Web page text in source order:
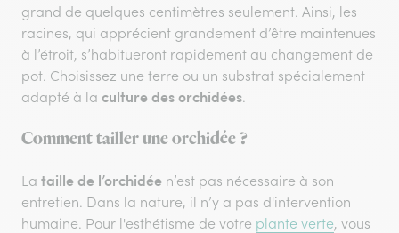
grand de quelques centimètres seulement. Ainsi, les
racines, qui apprécient grandement d’être maintenues
à l’étroit, s’habitueront rapidement au changement de
pot. Choisissez une terre ou un substrat spécialement
adapté à la culture des orchidées.
Comment tailler une orchidée ?
La taille de l’orchidée n’est pas nécessaire à son
entretien. Dans la nature, il n’y a pas d'intervention
humaine. Pour l'esthétisme de votre plante verte, vous